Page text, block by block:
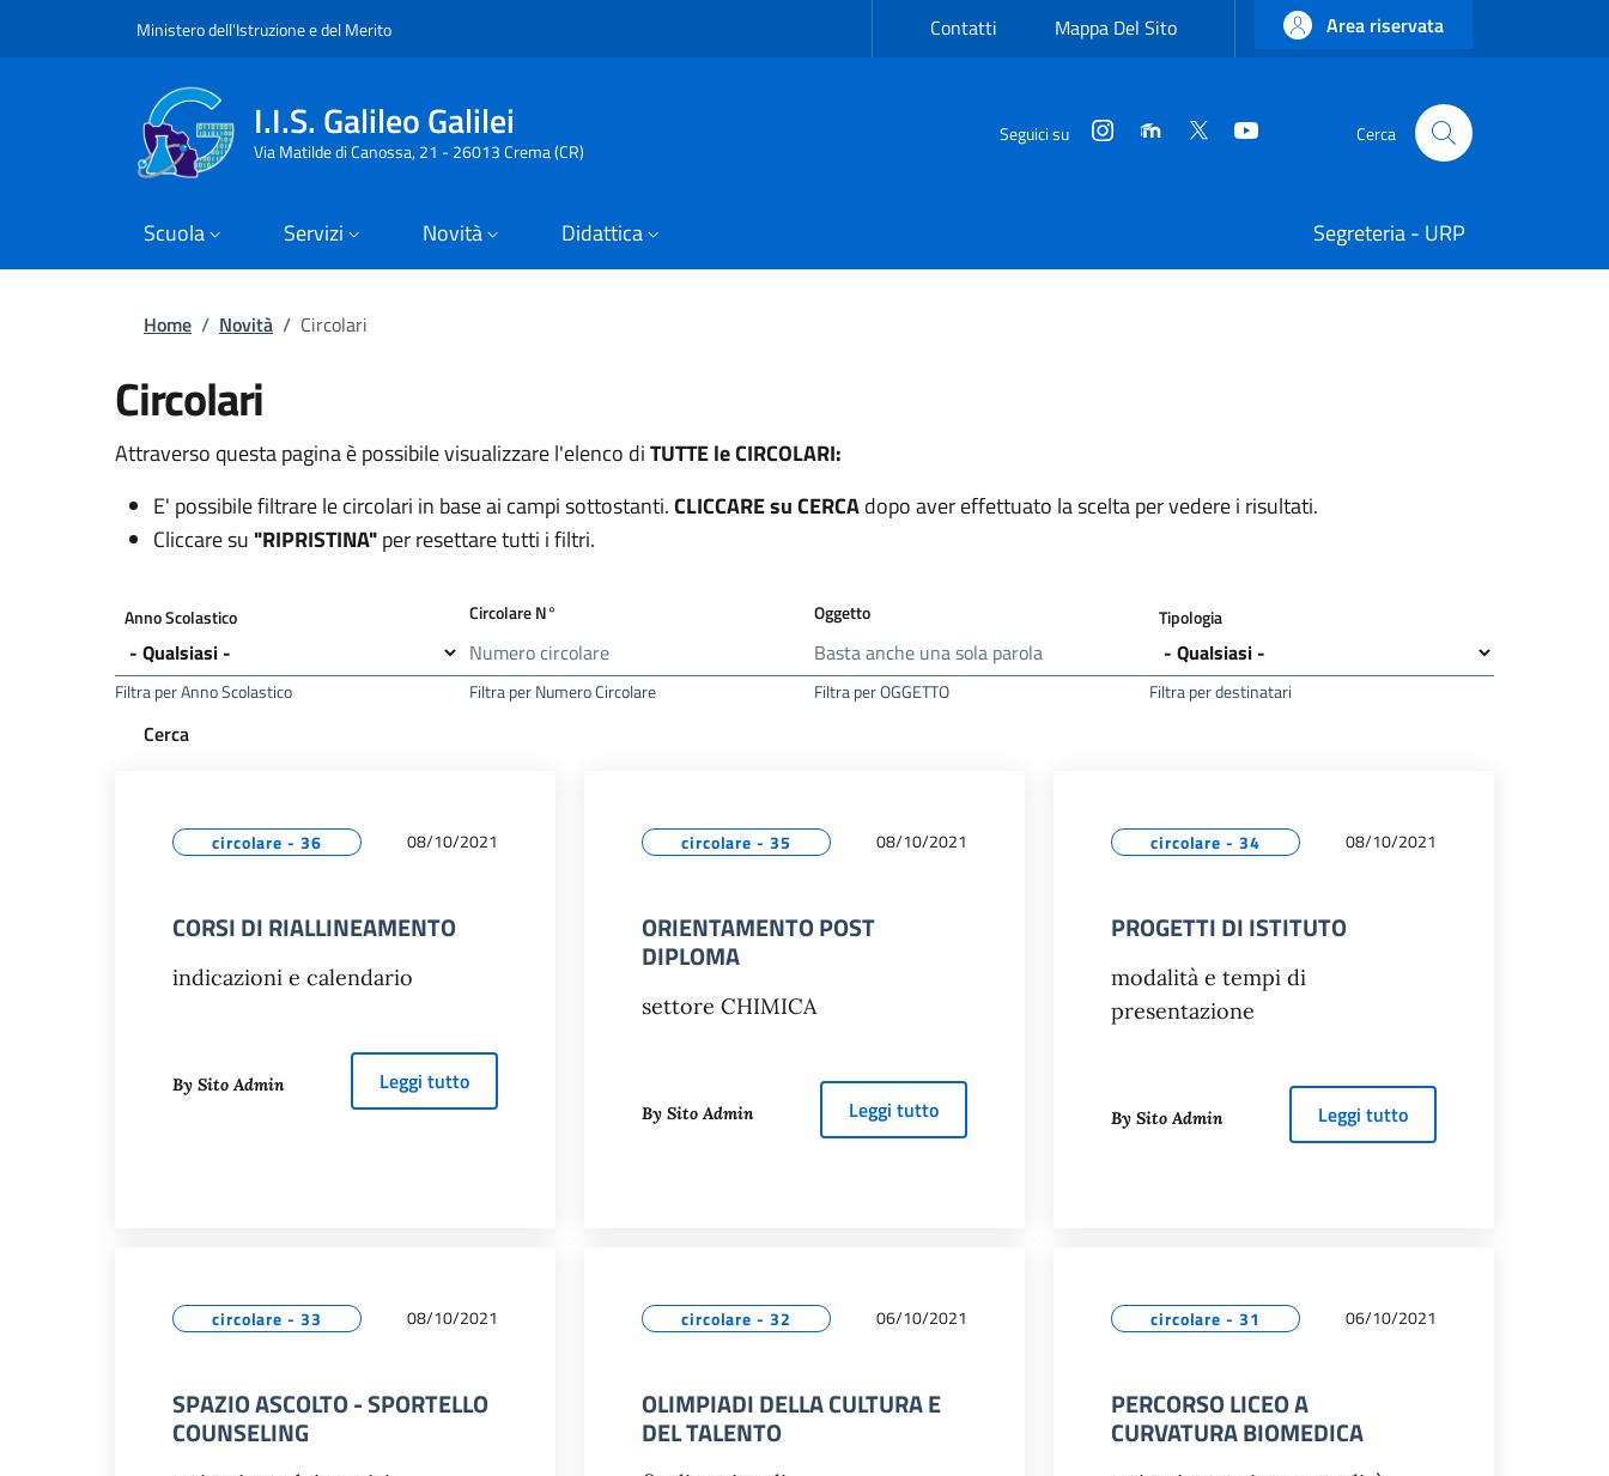
Ministero dell'Istruzione e del MeritoSlim top Contatti Mappa Del Sito Area riservata
I.I.S. Galileo Galilei
Via Matilde di Canossa, 21 - 26013 Crema (CR)
Seguici su Instagram
Moodle Twitter Cerca
Cerca
Scuola Servizi Novità Didattica Segreteria - URP
Briciole di pane
Home / Novità / Circolari
Circolari
Attraverso questa pagina è possibile visualizzare l'elenco diTUTTE le CIRCOLARI:
E' possibile filtrare le circolari in base ai campi sottostanti.CLICCARE su CERCAdopo aver effettuato la scelta per vedere i risultati.
Cliccare su "RIPRISTINA"per resettare tutti i filtri.
Anno Scolastico
Filtra per Anno Scolastico
Circolare N°
Filtra per Numero Circolare
Oggetto
Filtra per OGGETTO
Tipologia
Filtra per destinatari
circolare - 36 08/10/2021
CORSI DI RIALLINEAMENTO
indicazioni e calendario
By Sito Admin Leggi tuttoabout
circolare - 35 08/10/2021
ORIENTAMENTO POST
DIPLOMA
settore CHIMICA
By Sito Admin Leggi tuttoabout ORIENTAMENTO POST DIPLOMA
circolare - 34 08/10/2021
PROGETTI DI ISTITUTO
modalità e tempi di
presentazione
By Sito Admin Leggi tuttoabout
circolare - 33 08/10/2021
SPAZIO ASCOLTO - SPORTELLO
COUNSELING
circolare - 32 06/10/2021
OLIMPIADI DELLA CULTURA E
DEL TALENTO
circolare - 31 06/10/2021
PERCORSO LICEO A
CURVATURA BIOMEDICA